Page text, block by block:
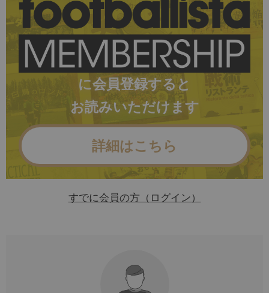
に会員登録すると
お読みいただけます
詳細はこちら
すでに会員の方（ログイン）